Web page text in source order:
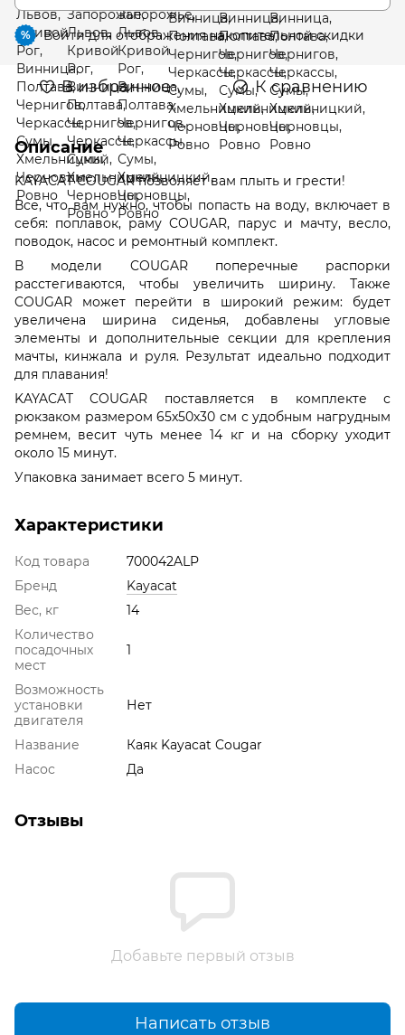
% Войтидля отображения накопительной скидки
В избранное К сравнению
Описание
KAYACAT COUGAR позволяет вам плыть и грести!
Все, что вам нужно, чтобы попасть на воду, включает в
себя: поплавок, раму COUGAR, парус и мачту, весло,
поводок, насос и ремонтный комплект.
В модели COUGAR поперечные распорки
расстегиваются, чтобы увеличить ширину. Также
COUGAR может перейти в широкий режим: будет
увеличена ширина сиденья, добавлены угловые
элементы и дополнительные секции для крепления
мачты, кинжала и руля. Результат идеально подходит
для плавания!
KAYACAT COUGAR поставляется в комплекте с
рюкзаком размером 65х50х30 см с удобным нагрудным
ремнем, весит чуть менее 14 кг и на сборку уходит
около 15 минут.
Упаковка занимает всего 5 минут.
Характеристики
Код товара
700042ALP
Бренд
Kayacat
Вес, кг
14
Количество
посадочных
мест
1
Возможность
установки
двигателя
Нет
Название
Каяк Kayacat Cougar
Насос
Да
Отзывы
Добавьте первый отзыв
Написать отзыв